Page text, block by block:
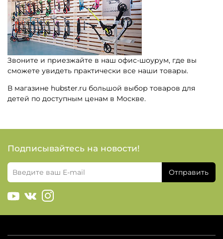
Звоните и приезжайте в наш офис-шоурум, где вы
сможете увидеть практически все наши товары.
В магазине hubster.ru большой выбор товаров для
детей по доступным ценам в Москве.
Подписывайтесь на новости!
Отправить